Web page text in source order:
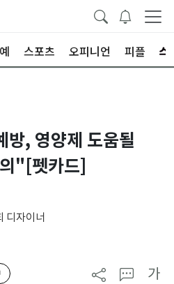
스포츠 오피니언 피플
방, 영양제 도움될
"[펫카드]
디자이너
가